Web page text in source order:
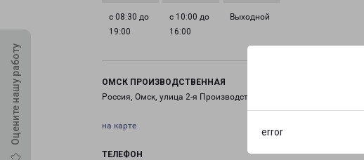
error
Оцените нашу работу
с 08:30 до
19:00
с 10:00 до
16:00
Выходной
ОМСК ПРОИЗВОДСТВЕННАЯ
Россия, Омск, улица 2-я Производственная, 41 Б
на карте
ТЕЛЕФОН